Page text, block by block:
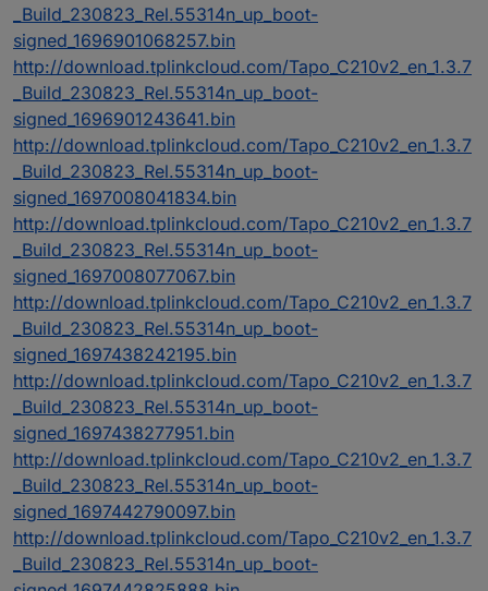
_Build_230823_Rel.55314n_up_boot-
signed_1696901068257.bin
http://download.tplinkcloud.com/Tapo_C210v2_en_1.3.7
_Build_230823_Rel.55314n_up_boot-
signed_1696901243641.bin
http://download.tplinkcloud.com/Tapo_C210v2_en_1.3.7
_Build_230823_Rel.55314n_up_boot-
signed_1697008041834.bin
http://download.tplinkcloud.com/Tapo_C210v2_en_1.3.7
_Build_230823_Rel.55314n_up_boot-
signed_1697008077067.bin
http://download.tplinkcloud.com/Tapo_C210v2_en_1.3.7
_Build_230823_Rel.55314n_up_boot-
signed_1697438242195.bin
http://download.tplinkcloud.com/Tapo_C210v2_en_1.3.7
_Build_230823_Rel.55314n_up_boot-
signed_1697438277951.bin
http://download.tplinkcloud.com/Tapo_C210v2_en_1.3.7
_Build_230823_Rel.55314n_up_boot-
signed_1697442790097.bin
http://download.tplinkcloud.com/Tapo_C210v2_en_1.3.7
_Build_230823_Rel.55314n_up_boot-